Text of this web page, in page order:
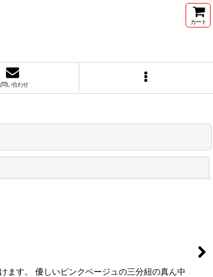
カート
問い合わせ
ます。 優しいピンクベージュの三分紐の真ん中